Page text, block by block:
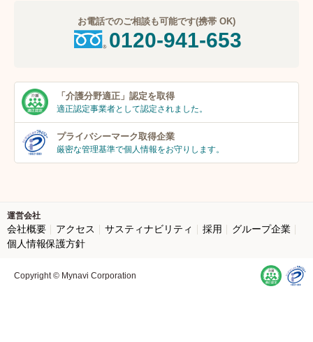
お電話でのご相談も可能です(携帯 OK)
0120-941-653
「介護分野適正」 認定を取得
適正認定事業者として認定されました。
プライバシーマーク取得企業
厳密な管理基準で個人情報をお守りします。
運営会社
会社概要 アクセス サスティナビリティ 採用
グループ企業
個人情報保護方針
Copyright © Mynavi Corporation